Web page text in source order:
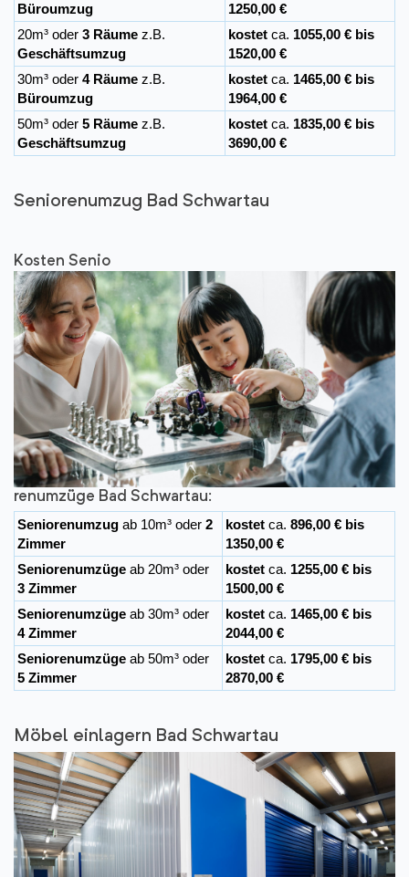
Büroumzug
1250,00 €
20m³ oder 3 Räume z.B.
Geschäftsumzug
kostet ca. 1055,00 € bis
1520,00 €
30m³ oder 4 Räume z.B.
Büroumzug
kostet ca. 1465,00 € bis
1964,00 €
50m³ oder 5 Räume z.B.
Geschäftsumzug
kostet ca. 1835,00 € bis
3690,00 €
Seniorenumzug Bad Schwartau
Kosten Senio
renumzüge Bad Schwartau:
Seniorenumzug ab 10m³ oder 2
Zimmer
kostet ca. 896,00 € bis
1350,00 €
Seniorenumzüge ab 20m³ oder
3 Zimmer
kostet ca. 1255,00 € bis
1500,00 €
Seniorenumzüge ab 30m³ oder
4 Zimmer
kostet ca. 1465,00 € bis
2044,00 €
Seniorenumzüge ab 50m³ oder
5 Zimmer
kostet ca. 1795,00 € bis
2870,00 €
Möbel einlagern Bad Schwartau